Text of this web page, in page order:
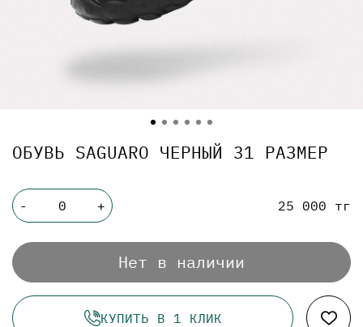
ОБУВЬ SAGUARO ЧЕРНЫЙ 31 РАЗМЕР
- + 25 000 тг
Нет в наличии
КУПИТЬ В 1 КЛИК